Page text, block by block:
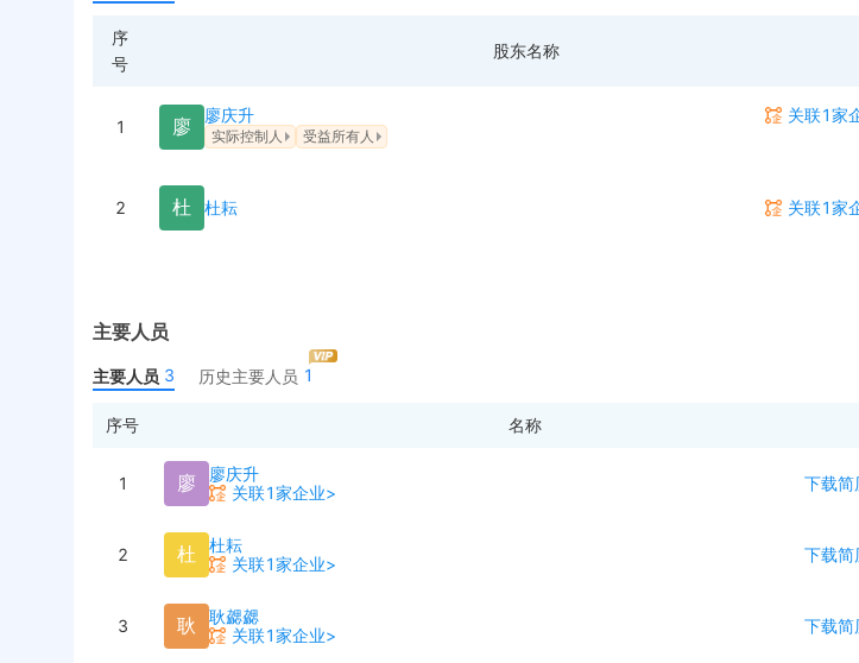
序
号
股东名称
1 廖
廖庆升 关联1家
实际控制人 受益所有人
2 杜 杜耘 关联1家
主要人员
主要人员 3 历史主要人员 1
序号 名称
1 廖
廖庆升
关联1家企业>
下载简
2 杜
杜耘
关联1家企业>
下载简
3 耿
耿勰勰
关联1家企业>
下载简